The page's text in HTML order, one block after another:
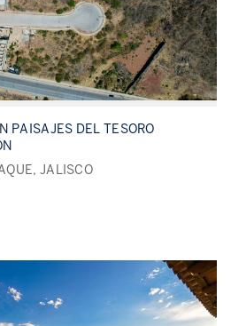
PAISAJES DEL TESORO
JALISCO